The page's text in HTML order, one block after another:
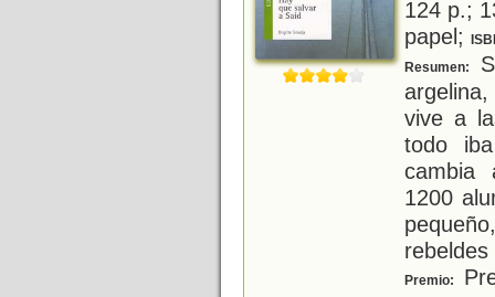
124 p.;
papel;
Resumen:
vive a
todo
cambia
1200
rebeldes
Premio: